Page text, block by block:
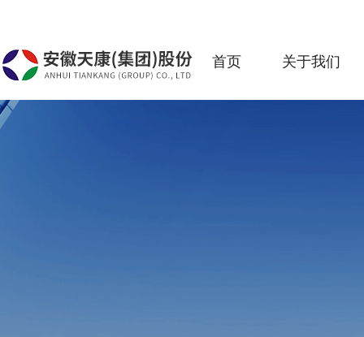
首页 关于我们